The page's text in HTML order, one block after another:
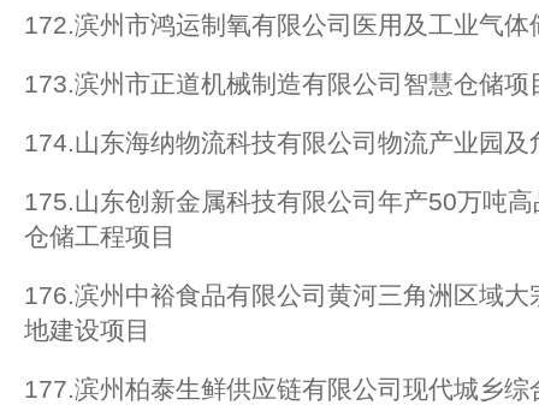
172.滨州市鸿运制氧有限公司医用及工业气体
173.滨州市正道机械制造有限公司智慧仓储项
174.山东海纳物流科技有限公司物流产业园
175.山东创新金属科技有限公司年产50万吨
仓储工程项目
176.滨州中裕食品有限公司黄河三角洲区域
地建设项目
177.滨州柏泰生鲜供应链有限公司现代城乡综